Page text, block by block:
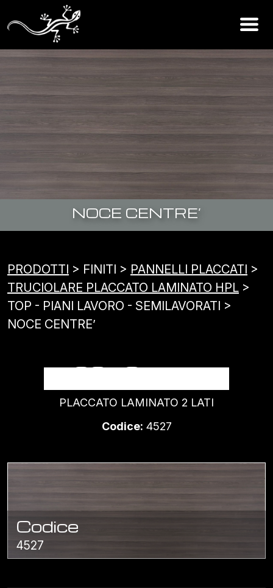
NOCE CENTRE’
PRODOTTI > FINITI > PANNELLI PLACCATI >
TRUCIOLARE PLACCATO LAMINATO HPL >
TOP - PIANI LAVORO - SEMILAVORATI >
NOCE CENTRE’
NOCE CENTRE’
PLACCATO LAMINATO 2 LATI
Codice: 4527
Codice
4527